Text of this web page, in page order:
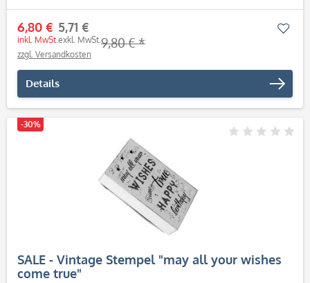
6,80 €
inkl. MwSt.
5,71 €
exkl. MwSt.9,80 € *
zzgl. Versandkosten
Details
-30%
SALE - Vintage Stempel "may all your wishes
come true"